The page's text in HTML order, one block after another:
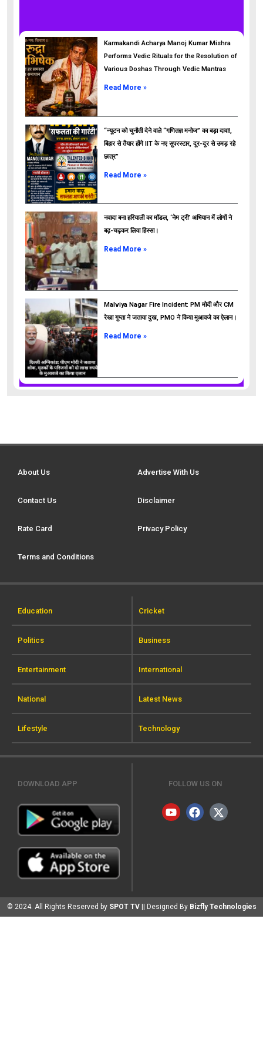
ads
Karmakandi Acharya Manoj Kumar Mishra
Performs Vedic Rituals for the Resolution of
Various Doshas Through Vedic Mantras
Read More »
“न्यूटन को चुनौती देने वाले “गणितज्ञ मनोज” का बड़ा दावा!,
बिहार से तैयार होंगे IIT के नए सुपरस्टार, दूर-दूर से उमड़ रहे
छात्र”
Read More »
नवादा बना हरियाली का मॉडल, ‘नेम ट्री’ अभियान में लोगों ने
बढ़-चढ़कर लिया हिस्सा।
Read More »
Malviya Nagar Fire Incident: PM मोदी और CM
रेखा गुप्ता ने जताया दुख, PMO ने किया मुआवजे का ऐलान।
Read More »
About Us Advertise With Us
Contact Us Disclaimer
Rate Card Privacy Policy
Terms and Conditions
Education Cricket
Politics Business
Entertainment International
National Latest News
Lifestyle Technology
DOWNLOAD APP FOLLOW US ON
© 2024. All Rights Reserved by SPOT TV || Designed By Bizfly Technologies